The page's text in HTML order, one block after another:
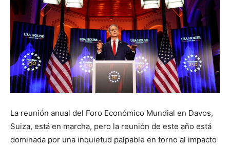
La reunión anual del Foro Económico Mundial en Davos,
Suiza, está en marcha, pero la reunión de este año está
dominada por una inquietud palpable en torno al impacto